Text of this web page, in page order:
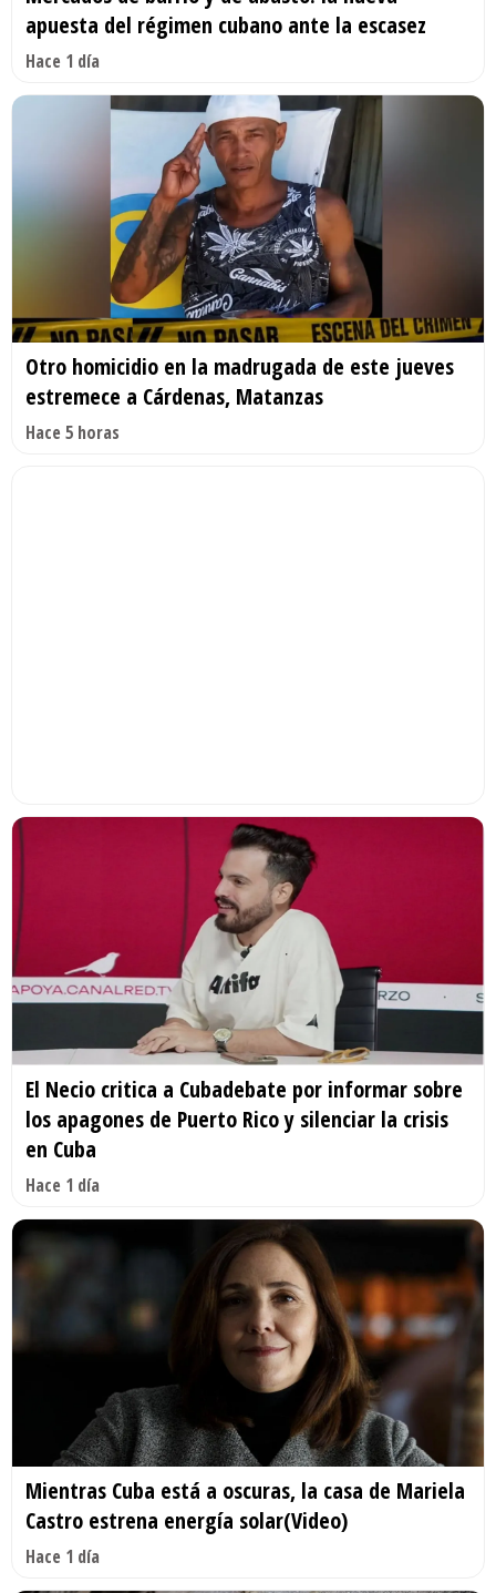
apuesta del régimen cubano ante la escasez
Hace 1 día
Otro homicidio en la madrugada de este jueves
estremece a Cárdenas, Matanzas
Hace 5 horas
El Necio critica a Cubadebate por informar sobre
los apagones de Puerto Rico y silenciar la crisis
en Cuba
Hace 1 día
Mientras Cuba está a oscuras, la casa de Mariela
Castro estrena energía solar(Video)
Hace 1 día